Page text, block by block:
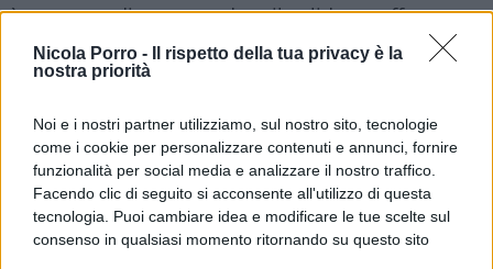
Nicola Porro -
Il rispetto della tua privacy è la
nostra priorità
Noi e i nostri partner utilizziamo, sul nostro sito, tecnologie
come i cookie per personalizzare contenuti e annunci, fornire
funzionalità per social media e analizzare il nostro traffico.
Facendo clic di seguito si acconsente all'utilizzo di questa
tecnologia. Puoi cambiare idea e modificare le tue scelte sul
consenso in qualsiasi momento ritornando su questo sito
è speranza di comprendere il solido e sofferto
principio della “ragion di Stato”, che è alla base
del caso Al-Masri
Questo principio appare già presente ed
esplicitato daTucididequando, nelDialogo dei
Meliimette in bocca alla delegazione ateniese le